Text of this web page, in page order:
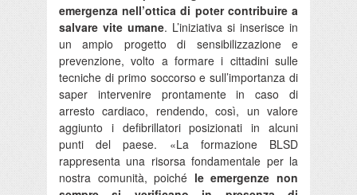
emergenza nell’ottica di poter contribuire a
salvare vite umane. L’iniziativa si inserisce in
un ampio progetto di sensibilizzazione e
prevenzione, volto a formare i cittadini sulle
tecniche di primo soccorso e sull’importanza di
saper intervenire prontamente in caso di
arresto cardiaco, rendendo, così, un valore
aggiunto i defibrillatori posizionati in alcuni
punti del paese. «La formazione BLSD
rappresenta una risorsa fondamentale per la
nostra comunità, poiché le emergenze non